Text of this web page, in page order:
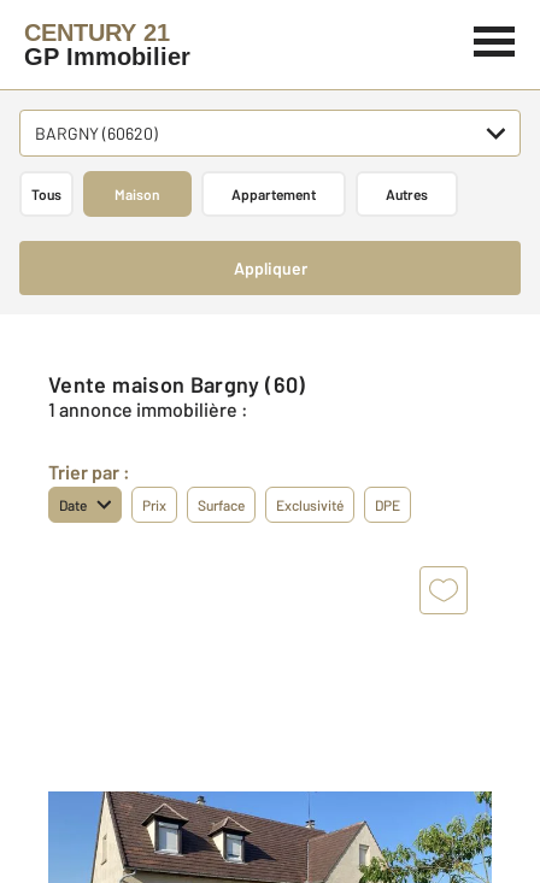
CENTURY 21
GP Immobilier
BARGNY (60620)
Tous Maison Appartement Autres
Appliquer
Vente maison Bargny (60)
1 annonce immobilière :
Trier par :
Date Prix Surface Exclusivité DPE
BARGNY 60
175 m2, 7 pièces
Ref : 7986